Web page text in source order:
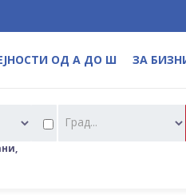
ОД А ДО Ш ЗА
Град...